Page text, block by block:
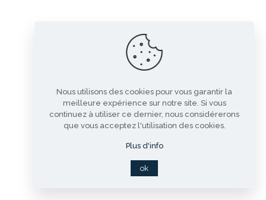
Nous utilisons des cookies pour vous garantir la
meilleure expérience sur notre site. Si vous
continuez à utiliser ce dernier, nous considérerons
que vous acceptez l'utilisation des cookies.
Plus d'info
ok